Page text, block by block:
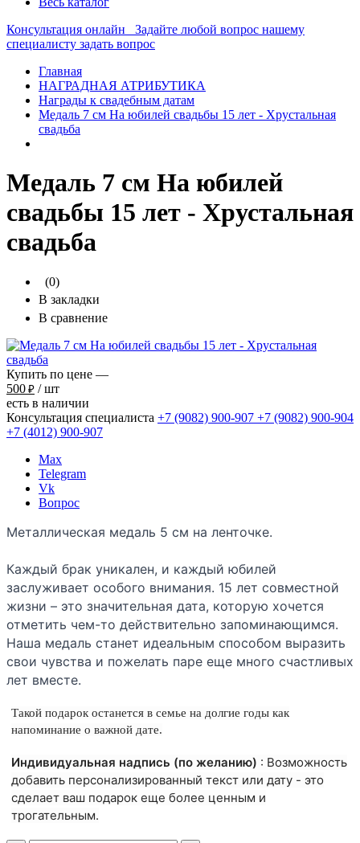
Консультация онлайн
Задайте любой вопрос нашему
специалисту задать вопрос
Главная
НАГРАДНАЯ АТРИБУТИКА
Награды к свадебным датам
Медаль 7 см На юбилей свадьбы 15 лет - Хрустальная
свадьба
Медаль 7 см На юбилей
свадьбы 15 лет - Хрустальная
свадьба
(0)
В закладки
В сравнение
Купить по цене —
500 ₽ / шт
есть в наличии
Консультация специалиста +7 (9082) 900-907 +7 (9082) 900-904
+7 (4012) 900-907
Max
Telegram
Vk
Вопрос
Металлическая медаль 5 см на ленточке.
Каждый брак уникален, и каждый юбилей
заслуживает особого внимания. 15 лет совместной
жизни – это значительная дата, которую хочется
отметить чем-то действительно запоминающимся.
Наша медаль станет идеальным способом выразить
свои чувства и пожелать паре еще много счастливых
лет вместе.
Такой подарок останется в семье на долгие годы как
напоминание о важной дате.
Индивидуальная надпись (по желанию) : Возможность
добавить персонализированный текст или дату - это
сделает ваш подарок еще более ценным и
трогательным.